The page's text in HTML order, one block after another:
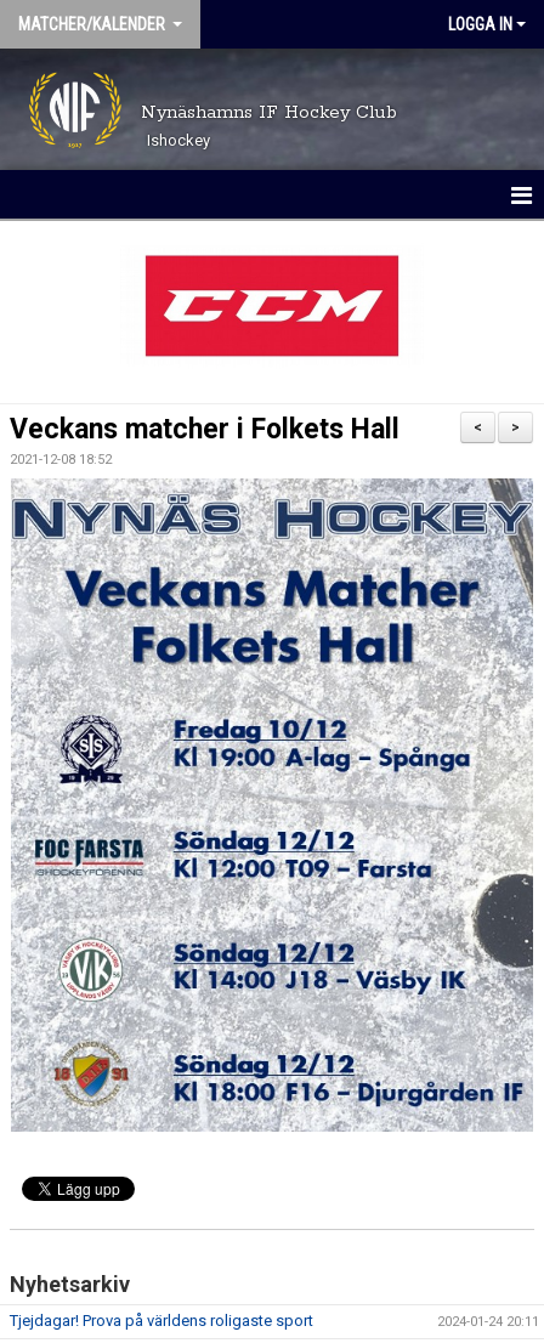
MATCHER/KALENDER LOGGA IN
Nynäshamns IF Hockey Club
Ishockey
>
<
Veckans matcher i Folkets Hall
2021-12-08 18:52
Nyhetsarkiv
Tjejdagar! Prova på världens roligaste sport 2024-01-24 20:11